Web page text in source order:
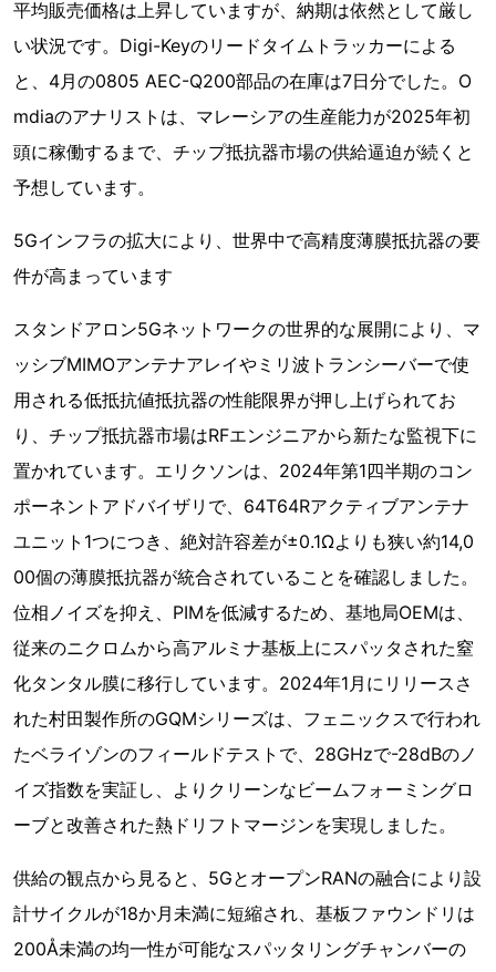
平均販売価格は上昇していますが、納期は依然として厳し
い状況です。Digi-Keyのリードタイムトラッカーによる
と、4月の0805 AEC-Q200部品の在庫は7日分でした。O
mdiaのアナリストは、マレーシアの生産能力が2025年初
頭に稼働するまで、チップ抵抗器市場の供給逼迫が続くと
予想しています。
5Gインフラの拡大により、世界中で高精度薄膜抵抗器の要
件が高まっています
スタンドアロン5Gネットワークの世界的な展開により、マ
ッシブMIMOアンテナアレイやミリ波トランシーバーで使
用される低抵抗値抵抗器の性能限界が押し上げられてお
り、チップ抵抗器市場はRFエンジニアから新たな監視下に
置かれています。エリクソンは、2024年第1四半期のコン
ポーネントアドバイザリで、64T64Rアクティブアンテナ
ユニット1つにつき、絶対許容差が±0.1Ωよりも狭い約14,0
00個の薄膜抵抗器が統合されていることを確認しました。
位相ノイズを抑え、PIMを低減するため、基地局OEMは、
従来のニクロムから高アルミナ基板上にスパッタされた窒
化タンタル膜に移行しています。2024年1月にリリースさ
れた村田製作所のGQMシリーズは、フェニックスで行われ
たベライゾンのフィールドテストで、28GHzで-28dBのノ
イズ指数を実証し、よりクリーンなビームフォーミングロ
ーブと改善された熱ドリフトマージンを実現しました。
供給の観点から見ると、5GとオープンRANの融合により設
計サイクルが18か月未満に短縮され、基板ファウンドリは
200Å未満の均一性が可能なスパッタリングチャンバーの